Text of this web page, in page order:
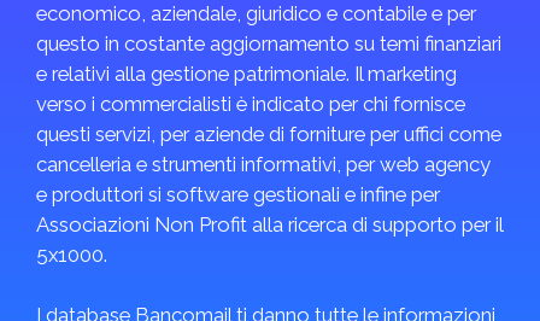
economico, aziendale, giuridico e contabile e per
questo in costante aggiornamento su temi finanziari
e relativi alla gestione patrimoniale. Il marketing
verso i commercialisti è indicato per chi fornisce
questi servizi, per aziende di forniture per uffici come
cancelleria e strumenti informativi, per web agency
e produttori si software gestionali e infine per
Associazioni Non Profit alla ricerca di supporto per il
5x1000.
I database Bancomail ti danno tutte le informazioni